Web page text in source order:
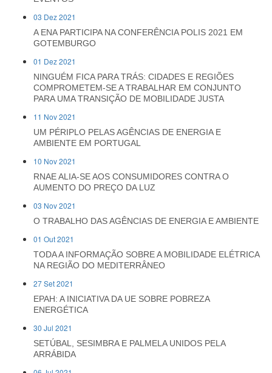
03 Dez 2021
A ENA PARTICIPA NA CONFERÊNCIA POLIS 2021 EM
GOTEMBURGO
01 Dez 2021
NINGUÉM FICA PARA TRÁS: CIDADES E REGIÕES
COMPROMETEM-SE A TRABALHAR EM CONJUNTO
PARA UMA TRANSIÇÃO DE MOBILIDADE JUSTA
11 Nov 2021
UM PÉRIPLO PELAS AGÊNCIAS DE ENERGIA E
AMBIENTE EM PORTUGAL
10 Nov 2021
RNAE ALIA-SE AOS CONSUMIDORES CONTRA O
AUMENTO DO PREÇO DA LUZ
03 Nov 2021
O TRABALHO DAS AGÊNCIAS DE ENERGIA E AMBIENTE
01 Out 2021
TODA A INFORMAÇÃO SOBRE A MOBILIDADE ELÉTRICA
NA REGIÃO DO MEDITERRÂNEO
27 Set 2021
EPAH: A INICIATIVA DA UE SOBRE POBREZA
ENERGÉTICA
30 Jul 2021
SETÚBAL, SESIMBRA E PALMELA UNIDOS PELA
ARRÁBIDA